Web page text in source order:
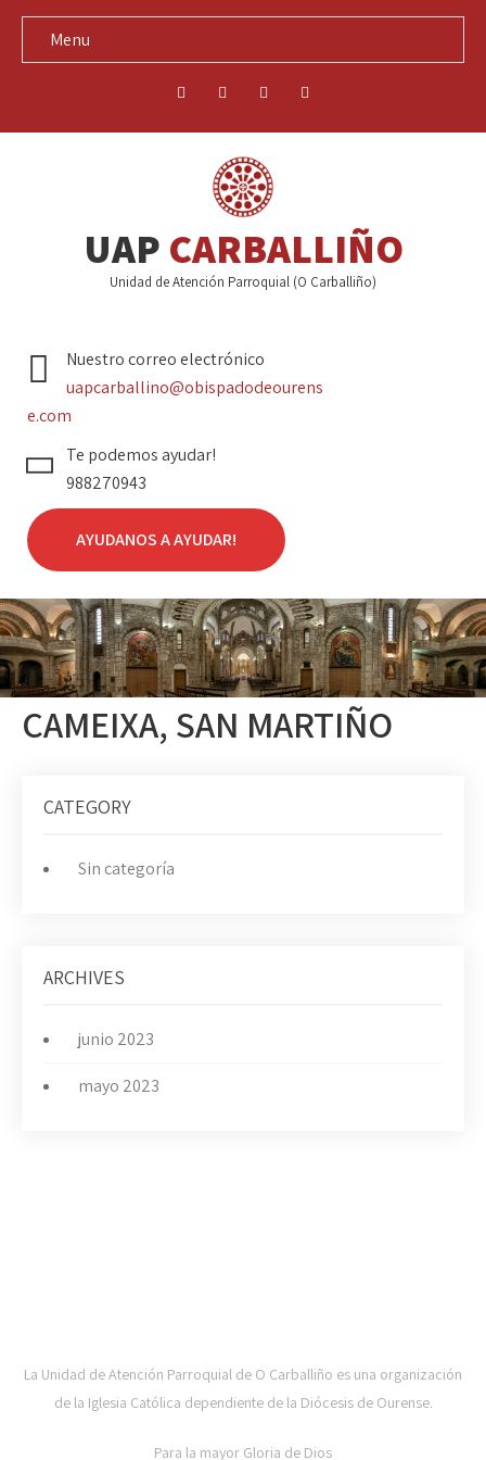
Menu
UAP CARBALLIÑO
Unidad de Atención Parroquial (O Carballiño)
Nuestro correo electrónico
uapcarballino@obispadodeourens
e.com
Te podemos ayudar!
988270943
AYUDANOS A AYUDAR!
CAMEIXA, SAN MARTIÑO
CATEGORY
Sin categoría
ARCHIVES
junio 2023
mayo 2023
La Unidad de Atención Parroquial de O Carballiño es una organización
de la Iglesia Católica dependiente de la Diócesis de Ourense.
Para la mayor Gloria de Dios